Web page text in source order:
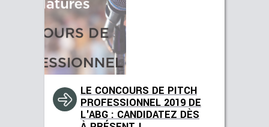
LE CONCOURS DE PITCH
PROFESSIONNEL 2019 DE
L'ABG : CANDIDATEZ DÈS